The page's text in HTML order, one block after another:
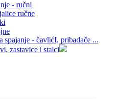
- ručni
ručne
spajanje - čavlićI, pribadače ...
zastavice i stalci